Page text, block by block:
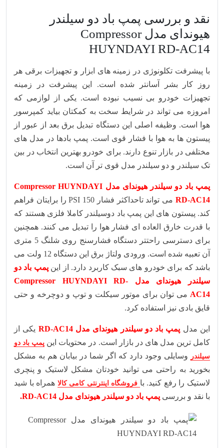
نقد و بررسی پمپ باد دو سیلندر
هیوندای مدل Compressor
HUYNDAYI RD-AC14
با پیشرفت تکلونوژی در زمینه های ابزار و تجهیزات برقی هر
روز کار بشر آسانتر شده است. این پیشرفت در زمینه
تجهیزات خودرو بی نسیب نبوده است. یکی از لوازمی که
امروزه می تواند در شرایط سخت به کمکتان بیاید کمپرسور
هوا است. وظیفه اصلی این دستگاه تبدیل برق بعد از عبور از
پیستون ها به هوا با فشار قوی است. پمپ بادها در مدل های
مختلفی در بازار تنوع دارند. برای خودرو بهترین انتخاب در بین
تک سیلندر و دو سیلندر مدل قوی تر آن است.
پمپ باد دو سیلندر هیوندای مدل Compressor HUYNDAYI
RD-AC14
می تواند تاحداکثر فشار 150 PSI را برایتان فراهم
کند. پیستون های این پمپ باد دوسیلندر کاملا فلزی هستند که
با قدرت خارق العاده ای فشار هوا را تبدیل می کنند. همچنین
برای دسترسی راحتتر دستگاه فشارسنج روی شلنگ 5 متری
آن تعبیه شده است. ورودی ولتاژ برق این دستگاه 12 ولت می
باشد که برای خودرو های سبک کاربرد دارد. از اینپمپ باد دو
سیلندر هیوندای مدل Compressor HUYNDAYI RD-
AC14 می توان برای موتور سیکلت و توپ و دوچرخه و حتی
قایق بادی نیز استفاده کرد.
این مدل پمپ باد دو سیلندر هیوندای مدل RD-AC14
یکی از
کامل ترین مدل های در بازار است. در محتویات این پمپ باد دو
سیلندر
وسایلی وجود دارد که اگر شما در بیابان هم به مشکل
بخورید به راحتی می توانید خودتان مشکل لاستیک و پنچری
لاستیک را رفع کنید. با فروشگاه اینترنتی کامی کالا همراه با شید
با نقد و بررسی پمپ باد دو سیلندر هیوندای مدل RD-AC14 .